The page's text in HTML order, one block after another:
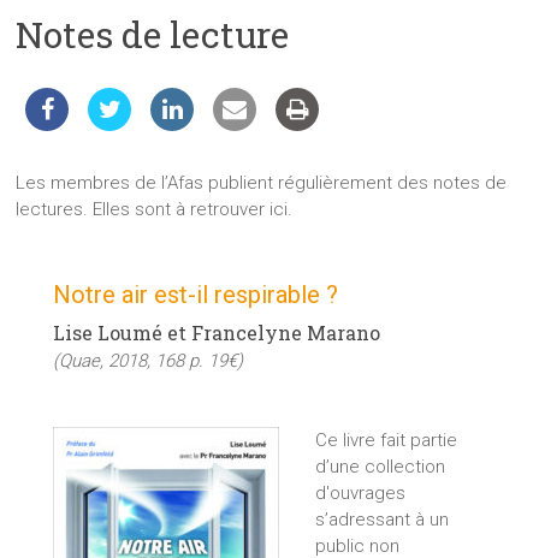
les
et
les
auprès
du
Notes de lecture
Les membres de l’Afas publient régulièrement des notes de
lectures. Elles sont à retrouver ici.
Notre air est-il respirable ?
Lise Loumé et Francelyne Marano
(Quae, 2018, 168 p. 19€)
Ce livre fait partie
d’une collection
d'ouvrages
s’adressant à un
public non